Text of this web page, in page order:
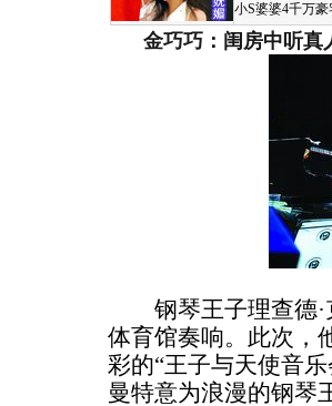
小S婆婆4千万
金巧巧：闺房中听真
钢琴王子理查德·
体育馆奏响。此次，
彩的“王子与天使音
曼特意为浪漫的钢琴